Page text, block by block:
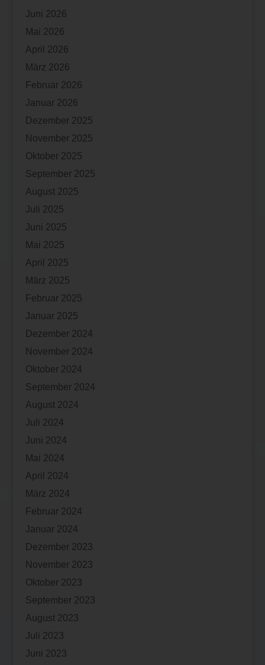
Juni 2026
Mai 2026
April 2026
März 2026
Februar 2026
Januar 2026
Dezember 2025
November 2025
Oktober 2025
September 2025
August 2025
Juli 2025
Juni 2025
Mai 2025
April 2025
März 2025
Februar 2025
Januar 2025
Dezember 2024
November 2024
Oktober 2024
September 2024
August 2024
Juli 2024
Juni 2024
Mai 2024
April 2024
März 2024
Februar 2024
Januar 2024
Dezember 2023
November 2023
Oktober 2023
September 2023
August 2023
Juli 2023
Juni 2023